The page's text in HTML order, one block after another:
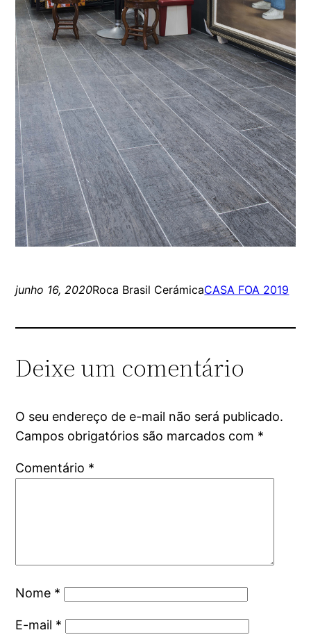
junho 16, 2020Roca Brasil CerámicaCASA FOA 2019
Deixe um comentário
O seu endereço de e-mail não será publicado.
Campos obrigatórios são marcados com *
Comentário *
Nome *
E-mail *